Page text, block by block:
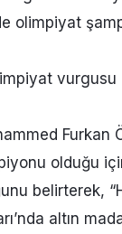
olimpiyat
vurgusu
Furkan
olduğu
belirterek,
altın